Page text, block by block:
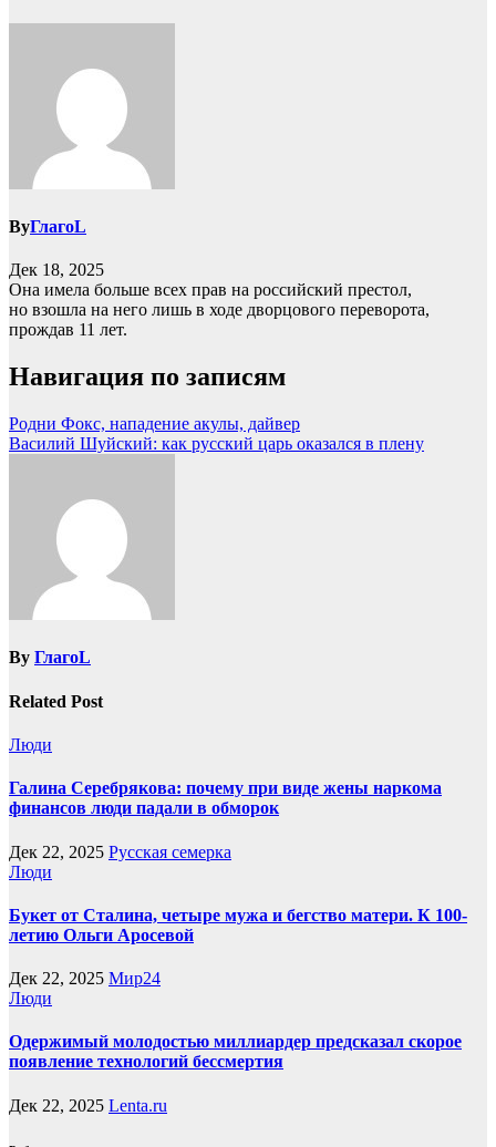
ByГлагоL
Дек 18, 2025
Она имела больше всех прав на российский престол,
но взошла на него лишь в ходе дворцового переворота,
прождав 11 лет.
Навигация по записям
Родни Фокс, нападение акулы, дайвер
Василий Шуйский: как русский царь оказался в плену
By ГлагоL
Related Post
Люди
Галина Серебрякова: почему при виде жены наркома
финансов люди падали в обморок
Дек 22, 2025 Русская семерка
Люди
Букет от Сталина, четыре мужа и бегство матери. К 100-
летию Ольги Аросевой
Дек 22, 2025 Мир24
Люди
Одержимый молодостью миллиардер предсказал скорое
появление технологий бессмертия
Дек 22, 2025 Lenta.ru